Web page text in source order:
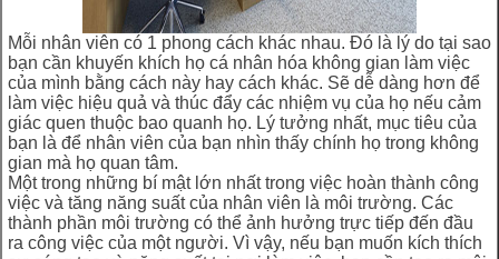
Mỗi nhân viên có 1 phong cách khác nhau. Đó là lý do tại sao
bạn cần khuyến khích họ cá nhân hóa không gian làm việc
của mình bằng cách này hay cách khác. Sẽ dễ dàng hơn để
làm việc hiệu quả và thúc đẩy các nhiệm vụ của họ nếu cảm
giác quen thuộc bao quanh họ. Lý tưởng nhất, mục tiêu của
bạn là để nhân viên của bạn nhìn thấy chính họ trong không
gian mà họ quan tâm.
Một trong những bí mật lớn nhất trong việc hoàn thành công
việc và tăng năng suất của nhân viên là môi trường. Các
thành phần môi trường có thể ảnh hưởng trực tiếp đến đầu
ra công việc của một người. Vì vậy, nếu bạn muốn kích thích